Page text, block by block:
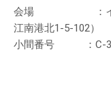
会場 ：インテ
江南港北1-5-102）
小間番号 ：C-